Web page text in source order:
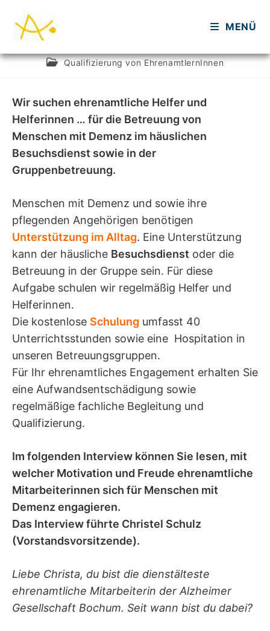
Inhalt
springen
MENÜ
Autor:
veröffentlicht:
Beitrags-
Qualifizierung von EhrenamtlernInnen
Wir suchen ehrenamtliche Helfer und
Helferinnen … für die Betreuung von
Menschen mit Demenz im häuslichen
Besuchsdienst sowie in der
Gruppenbetreuung.
Menschen mit Demenz und sowie ihre
pflegenden Angehörigen benötigen
Unterstützung im Alltag. Eine Unterstützung
kann der häusliche Besuchsdienst oder die
Betreuung in der Gruppe sein. Für diese
Aufgabe schulen wir regelmäßig Helfer und
Helferinnen.
Die kostenlose Schulung umfasst 40
Unterrichtsstunden sowie eine Hospitation in
unseren Betreuungsgruppen.
Für Ihr ehrenamtliches Engagement erhalten Sie
eine Aufwandsentschädigung sowie
regelmäßige fachliche Begleitung und
Qualifizierung.
Im folgenden Interview können Sie lesen, mit
welcher Motivation und Freude ehrenamtliche
Mitarbeiterinnen sich für Menschen mit
Demenz engagieren.
Das Interview führte Christel Schulz
(Vorstandsvorsitzende).
Liebe Christa, du bist die dienstälteste
ehrenamtliche Mitarbeiterin der Alzheimer
Gesellschaft Bochum. Seit wann bist du dabei?